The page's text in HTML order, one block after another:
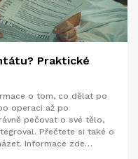
Praktické
o tom, co dělat po
operaci až po
pečovat o své tělo,
Přečtete si také o
Informace zde